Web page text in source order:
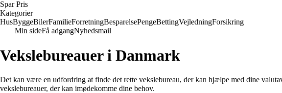
Spar Pris
Kategorier
HusByggeBilerFamilieForretningBesparelsePengeBettingVejledningForsikring
Min sideFå adgangNyhedsmail
Vekslebureauer i Danmark
Det kan være en udfordring at finde det rette vekslebureau, der kan hjælpe med dine
vekslebureauer, der kan imødekomme dine behov.